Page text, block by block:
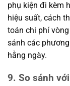
phụ kiện đi kèm
hiệu suất, cách
toán chi phí
sánh các
hằng ngày.
9. So sánh